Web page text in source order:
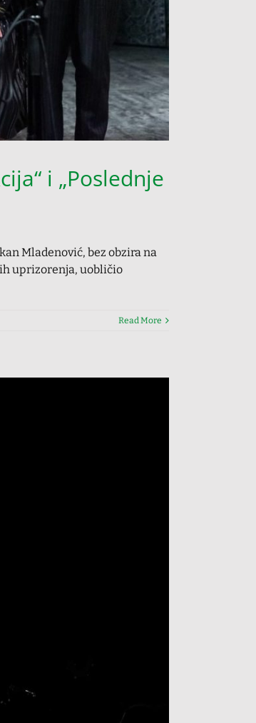
i „Poslednje
Mladenović, bez obzira na
uprizorenja, uobličio
Read More